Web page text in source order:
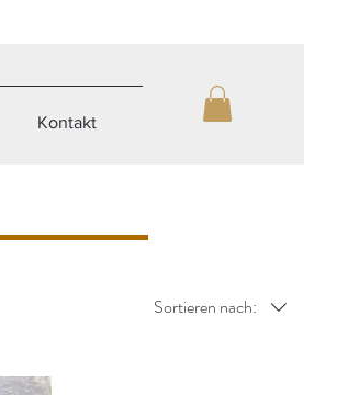
Kontakt
Sortieren nach: